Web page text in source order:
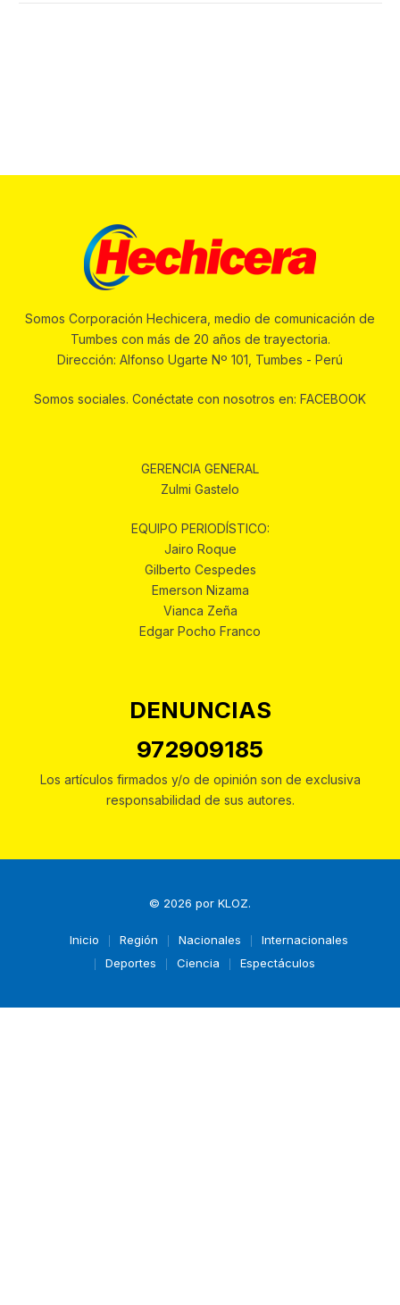
Somos Corporación Hechicera, medio de comunicación de
Tumbes con más de 20 años de trayectoria.
Dirección: Alfonso Ugarte Nº 101, Tumbes - Perú
Somos sociales. Conéctate con nosotros en: FACEBOOK
GERENCIA GENERAL
Zulmi Gastelo
EQUIPO PERIODÍSTICO:
Jairo Roque
Gilberto Cespedes
Emerson Nizama
Vianca Zeña
Edgar Pocho Franco
DENUNCIAS
972909185
Los artículos firmados y/o de opinión son de exclusiva
responsabilidad de sus autores.
© 2026 por KLOZ.
Inicio Región Nacionales
Internacionales
Deportes
Ciencia Espectáculos